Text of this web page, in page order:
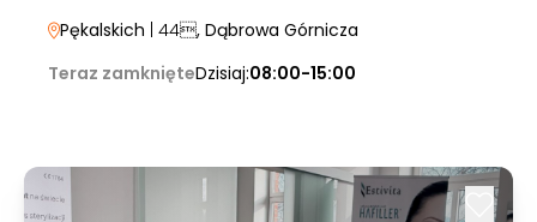
Pękalskich | 44, Dąbrowa Górnicza
Teraz zamknięteDzisiaj:08:00-15:00